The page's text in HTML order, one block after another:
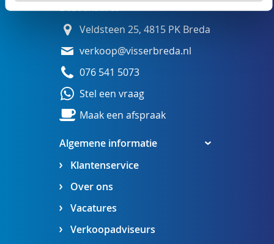
Algemene informatie
Klantenservice
Over ons
Vacatures
Verkoopadviseurs
Bezoekadres
Veldsteen 25, 4815 PK Breda
verkoop@visserbreda.nl
076 541 5073
Stel een vraag
Maak een afspraak